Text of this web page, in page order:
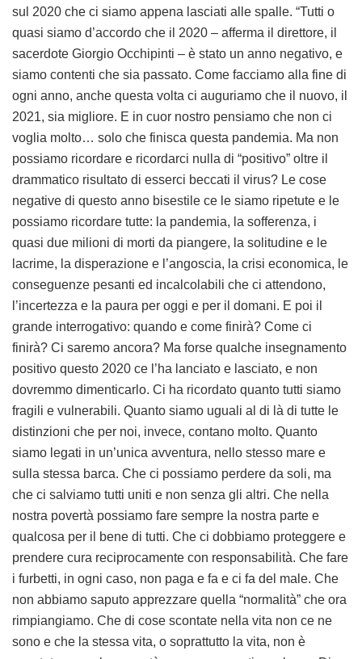
sul 2020 che ci siamo appena lasciati alle spalle. “Tutti o
quasi siamo d’accordo che il 2020 – afferma il direttore, il
sacerdote Giorgio Occhipinti – è stato un anno negativo, e
siamo contenti che sia passato. Come facciamo alla fine di
ogni anno, anche questa volta ci auguriamo che il nuovo, il
2021, sia migliore. E in cuor nostro pensiamo che non ci
voglia molto… solo che finisca questa pandemia. Ma non
possiamo ricordare e ricordarci nulla di “positivo” oltre il
drammatico risultato di esserci beccati il virus? Le cose
negative di questo anno bisestile ce le siamo ripetute e le
possiamo ricordare tutte: la pandemia, la sofferenza, i
quasi due milioni di morti da piangere, la solitudine e le
lacrime, la disperazione e l’angoscia, la crisi economica, le
conseguenze pesanti ed incalcolabili che ci attendono,
l’incertezza e la paura per oggi e per il domani. E poi il
grande interrogativo: quando e come finirà? Come ci
finirà? Ci saremo ancora? Ma forse qualche insegnamento
positivo questo 2020 ce l’ha lanciato e lasciato, e non
dovremmo dimenticarlo. Ci ha ricordato quanto tutti siamo
fragili e vulnerabili. Quanto siamo uguali al di là di tutte le
distinzioni che per noi, invece, contano molto. Quanto
siamo legati in un’unica avventura, nello stesso mare e
sulla stessa barca. Che ci possiamo perdere da soli, ma
che ci salviamo tutti uniti e non senza gli altri. Che nella
nostra povertà possiamo fare sempre la nostra parte e
qualcosa per il bene di tutti. Che ci dobbiamo proteggere e
prendere cura reciprocamente con responsabilità. Che fare
i furbetti, in ogni caso, non paga e fa e ci fa del male. Che
non abbiamo saputo apprezzare quella “normalità” che ora
rimpiangiamo. Che di cose scontate nella vita non ce ne
sono e che la stessa vita, o soprattutto la vita, non è